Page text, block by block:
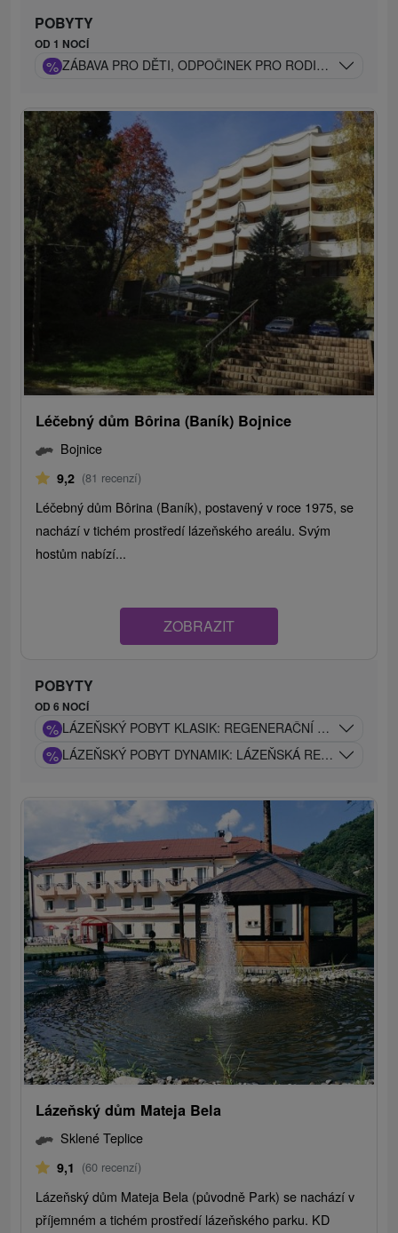
POBYTY
OD 1 NOCÍ
% ZÁBAVA PRO DĚTI, ODPOČINEK PRO RODIČE: POBYT
Léčebný dům Bôrina (Baník) Bojnice
Bojnice
9,2 (81 recenzí)
Léčebný dům Bôrina (Baník), postavený v roce 1975, se
nachází v tichém prostředí lázeňského areálu. Svým
hostům nabízí...
ZOBRAZIT
POBYTY
OD 6 NOCÍ
% LÁZEŇSKÝ POBYT KLASIK: REGENERAČNÍ POBYT S
% LÁZEŇSKÝ POBYT DYNAMIK: LÁZEŇSKÁ
Lázeňský dům Mateja Bela
Sklené Teplice
9,1 (60 recenzí)
Lázeňský dům Mateja Bela (původně Park) se nachází v
příjemném a tichém prostředí lázeňského parku. KD